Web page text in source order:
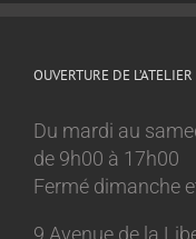
OUVERTURE DE L’ATELIER
Du mardi au
de 9h00 à 17h00
Fermé dimanche
9 Avenue de la